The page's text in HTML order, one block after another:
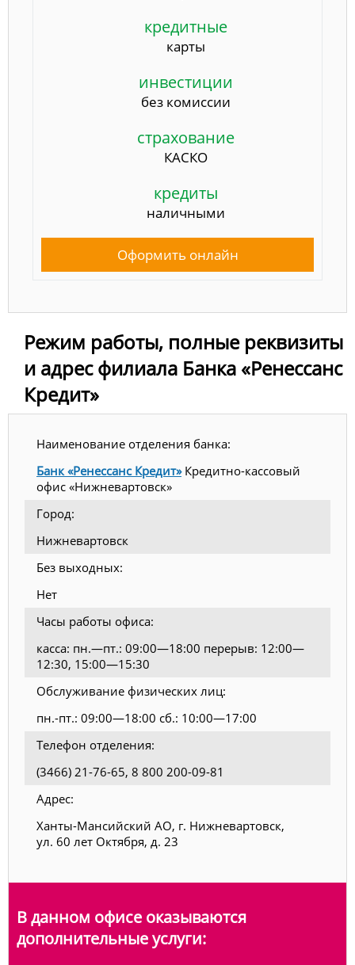
кредитные
карты
инвестиции
без комиссии
страхование
КАСКО
кредиты
наличными
Оформить онлайн
Режим работы, полные реквизиты
и адрес филиала Банка «Ренессанс
Кредит»
Наименование отделения банка:
Банк «Ренессанс Кредит»Кредитно-кассовый
офис «Нижневартовск»
Город:
Нижневартовск
Без выходных:
Нет
Часы работы офиса:
касса: пн.—пт.: 09:00—18:00 перерыв: 12:00—
12:30, 15:00—15:30
Обслуживание физических лиц:
пн.-пт.: 09:00—18:00 сб.: 10:00—17:00
Телефон отделения:
(3466) 21-76-65, 8 800 200-09-81
Адрес:
Ханты-Мансийский АО, г. Нижневартовск,
ул. 60 лет Октября, д. 23
В данном офисе оказываются
дополнительные услуги: